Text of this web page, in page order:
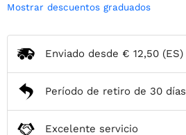
Mostrar descuentos graduados
Enviado desde € 12,50 (ES)
Período de retiro de 30 días
Excelente servicio